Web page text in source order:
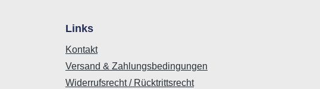
Links
Kontakt
Versand & Zahlungsbedingungen
Widerrufsrecht / Rücktrittsrecht